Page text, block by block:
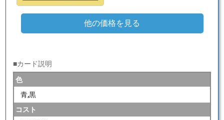
他の価格を見る
■カード説明
色
青,黒
コスト